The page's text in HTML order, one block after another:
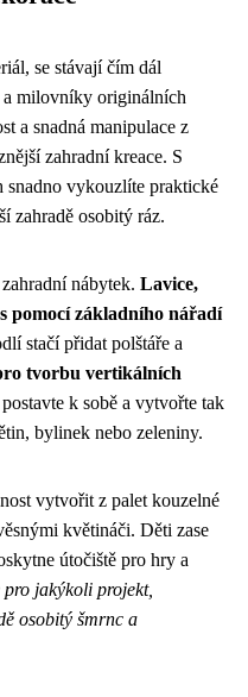
se stávají čím dál
milovníky originálních
a snadná manipulace z
zahradní kreace. S
snadno vykouzlíte praktické
zahradě osobitý ráz.
nábytek. Lavice,
pomocí základního nářadí
stačí přidat polštáře a
tvorbu vertikálních
k sobě a vytvořte tak
bylinek nebo zeleniny.
vytvořit z palet kouzelné
květináči. Děti zase
útočiště pro hry a
jakýkoli projekt,
osobitý šmrnc a